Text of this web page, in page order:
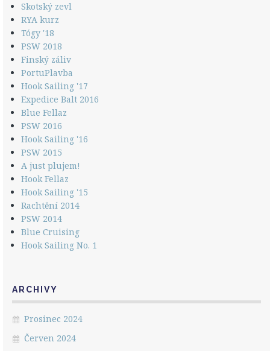
Skotský zevl
RYA kurz
Tógy '18
PSW 2018
Finský záliv
PortuPlavba
Hook Sailing '17
Expedice Balt 2016
Blue Fellaz
PSW 2016
Hook Sailing '16
PSW 2015
A just plujem!
Hook Fellaz
Hook Sailing '15
Rachtění 2014
PSW 2014
Blue Cruising
Hook Sailing No. 1
ARCHIVY
Prosinec 2024
Červen 2024